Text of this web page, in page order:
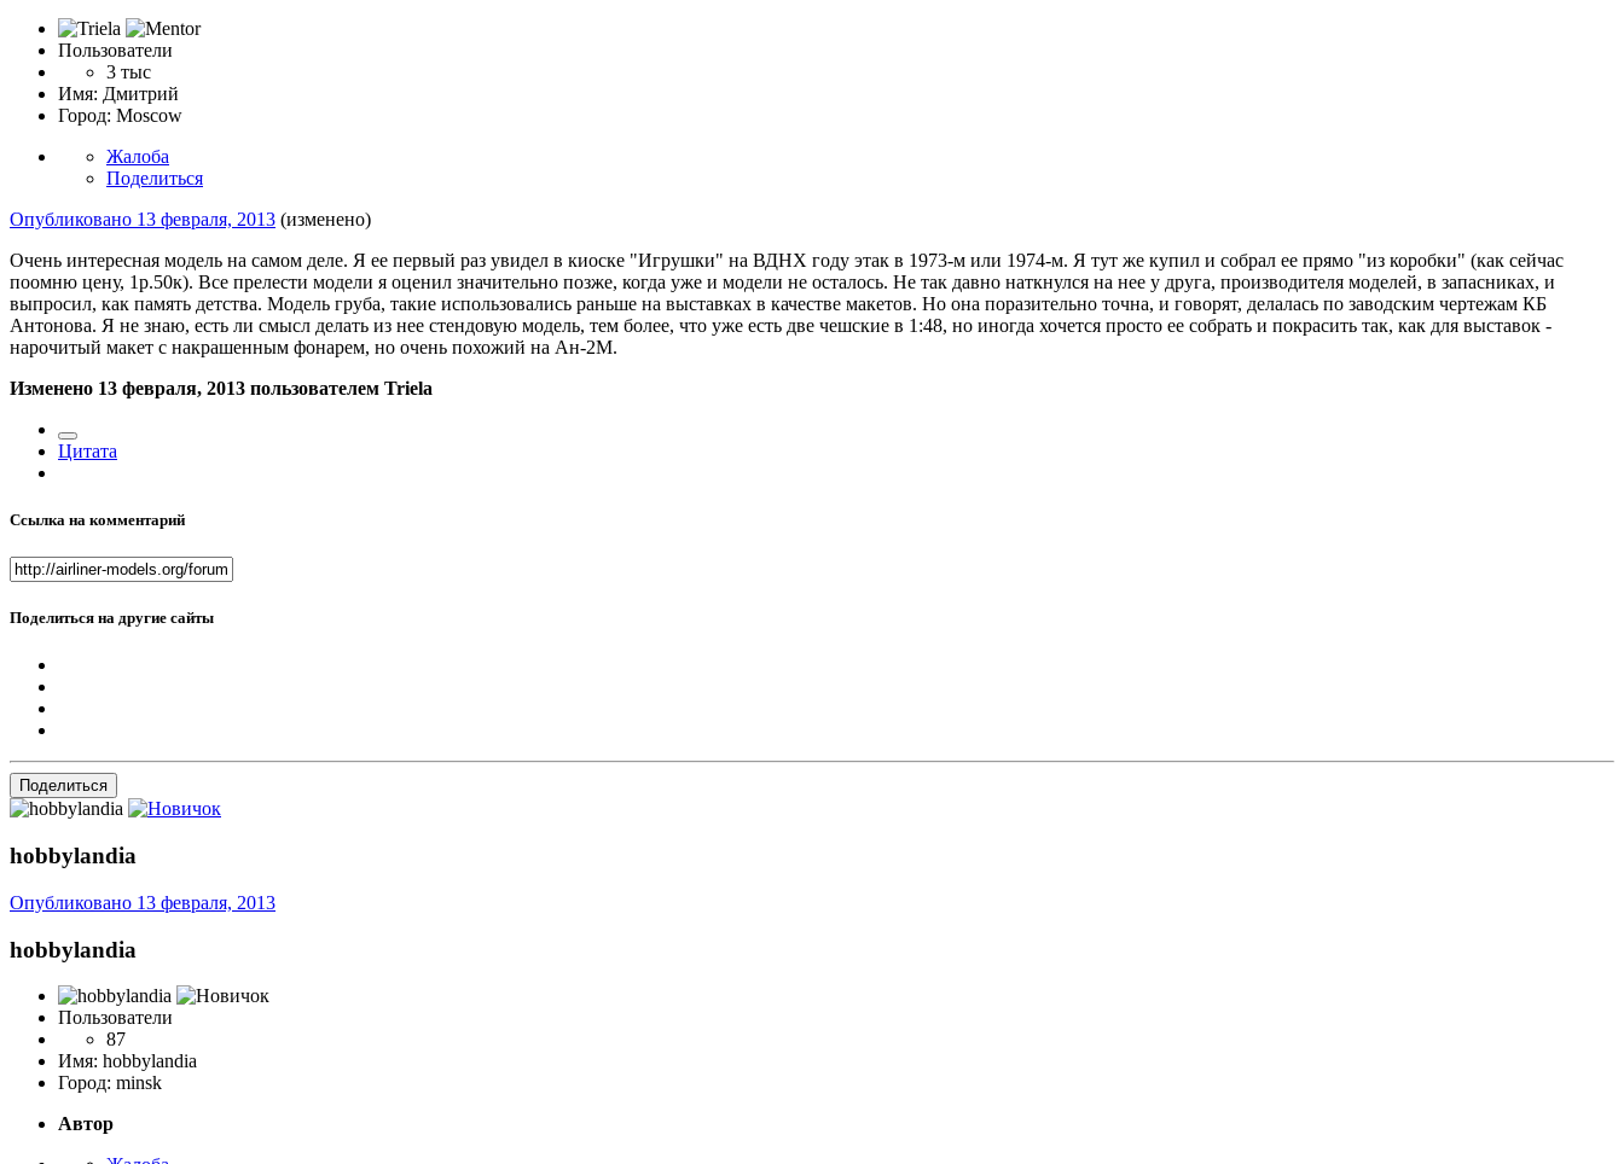
Пользователи
3 тыс
Имя: Дмитрий
Город: Moscow
Жалоба
Поделиться
Опубликовано 13 февраля, 2013 (изменено)
Очень интересная модель на самом деле. Я ее первый раз увидел в киоске "Игрушки" на ВДНХ году этак в 1973-м или 1974-м. Я тут же купил и собрал ее прямо "из коробки" (как сейчас
поомню цену, 1р.50к). Все прелести модели я оценил значительно позже, когда уже и модели не осталось. Не так давно наткнулся на нее у друга, производителя моделей, в запасниках, и
выпросил, как память детства. Модель груба, такие использовались раньше на выставках в качестве макетов. Но она поразительно точна, и говорят, делалась по заводским чертежам КБ
Антонова. Я не знаю, есть ли смысл делать из нее стендовую модель, тем более, что уже есть две чешские в 1:48, но иногда хочется просто ее собрать и покрасить так, как для выставок -
нарочитый макет с накрашенным фонарем, но очень похожий на Ан-2М.
Изменено 13 февраля, 2013 пользователем Triela
Цитата
Ссылка на комментарий
Поделиться на другие сайты
Поделиться
hobbylandia
Опубликовано 13 февраля, 2013
hobbylandia
Пользователи
87
Имя: hobbylandia
Город: minsk
Автор